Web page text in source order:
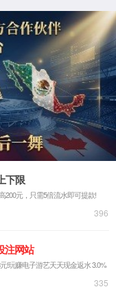
金沙集团开展新春慰问
金沙集团开展腊八节送
委书记陈鹏一行莅临1862
一行莅临1862金沙集团参
临1862金沙集团调研数字
书
服务与支持
投诉与建议